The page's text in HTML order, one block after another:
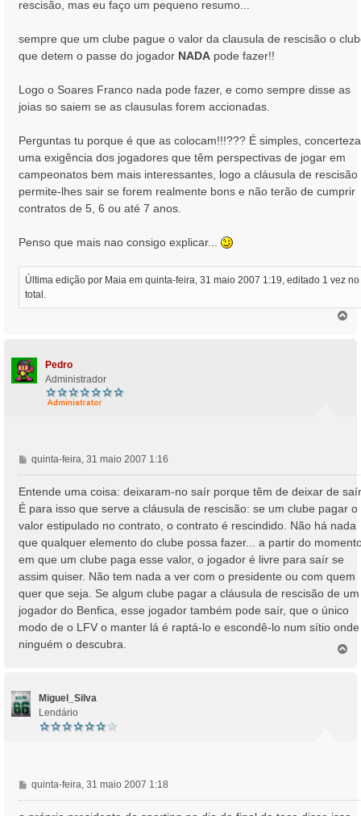
rescisão, mas eu faço um pequeno resumo...
sempre que um clube pague o valor da clausula de rescisão o
que detem o passe do jogador NADA pode fazer!!
Logo o Soares Franco nada pode fazer, e como sempre disse as
joias so saiem se as clausulas forem accionadas.
Perguntas tu porque é que as colocam!!!??? É simples,
uma exigência dos jogadores que têm perspectivas de jogar em
campeonatos bem mais interessantes, logo a cláusula de rescisão
permite-lhes sair se forem realmente bons e não terão de cumprir
contratos de 5, 6 ou até 7 anos.
Penso que mais nao consigo explicar...
Última edição por Maia em quinta-feira, 31 maio 2007 1:19, editado 1 vez no
total.
Pedro
Administrador
M
e
n
a
g
e
m
quinta-feira, 31 maio 2007 1:16
Entende uma coisa: deixaram-no saír porque têm de deixar de
É para isso que serve a cláusula de rescisão: se um clube pagar o
valor estipulado no contrato, o contrato é rescindido. Não há nada
que qualquer elemento do clube possa fazer... a partir do
em que um clube paga esse valor, o jogador é livre para saír se
assim quiser. Não tem nada a ver com o presidente ou com quem
quer que seja. Se algum clube pagar a cláusula de rescisão de um
jogador do Benfica, esse jogador também pode saír, que o único
modo de o LFV o manter lá é raptá-lo e escondê-lo num sítio onde
ninguém o descubra.
Miguel_Silva
Lendário
M
e
n
quinta-feira, 31 maio 2007 1:18